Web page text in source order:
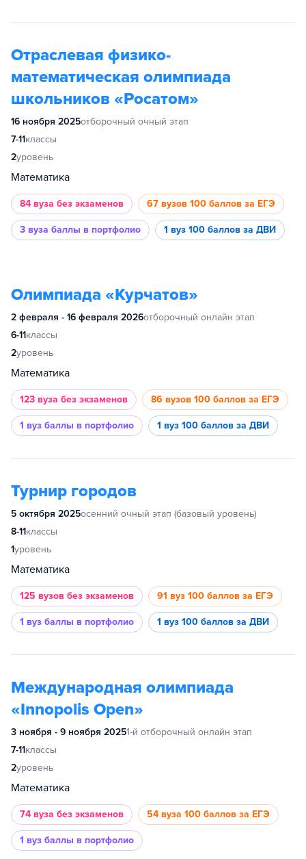
Отраслевая физико-
математическая олимпиада
школьников «Росатом»
16 ноября 2025отборочный очный этап
7-11классы
2уровень
Математика
84 вуза без экзаменов 67 вузов 100 баллов за ЕГЭ
3 вуза баллы в портфолио 1 вуз 100 баллов за ДВИ
Олимпиада «Курчатов»
2 февраля - 16 февраля 2026отборочный онлайн этап
6-11классы
2уровень
Математика
123 вуза без экзаменов 86 вузов 100 баллов за ЕГЭ
1 вуз баллы в портфолио 1 вуз 100 баллов за ДВИ
Турнир городов
5 октября 2025осенний очный этап (базовый уровень)
8-11классы
1уровень
Математика
125 вузов без экзаменов 91 вуз 100 баллов за ЕГЭ
1 вуз баллы в портфолио 1 вуз 100 баллов за ДВИ
Международная олимпиада
«Innopolis Open»
3 ноября - 9 ноября 20251-й отборочный онлайн этап
7-11классы
2уровень
Математика
74 вуза без экзаменов 54 вуза 100 баллов за ЕГЭ
1 вуз баллы в портфолио